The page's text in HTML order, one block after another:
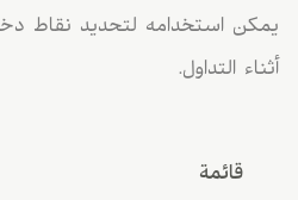
يمكن استخدامه لتحديد نقاط
أثناء التداول.
قائمة